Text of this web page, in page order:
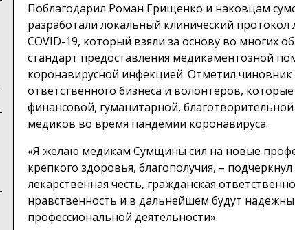
Поблагодарил Роман Грищенко и наковцам
разработали локальный клинический протокол
COVID-19, который взяли за основу во многих
стандарт предоставления медикаментозной
коронавирусной инфекцией. Отметил чиновник
ответственного бизнеса и волонтеров,
финансовой, гуманитарной,
медиков во время пандемии коронавируса.
«Я желаю медикам Сумщины сил на новые
крепкого здоровья, благополучия, –
лекарственная честь, гражданская
нравственность и в дальнейшем будут
профессиональной деятельности».